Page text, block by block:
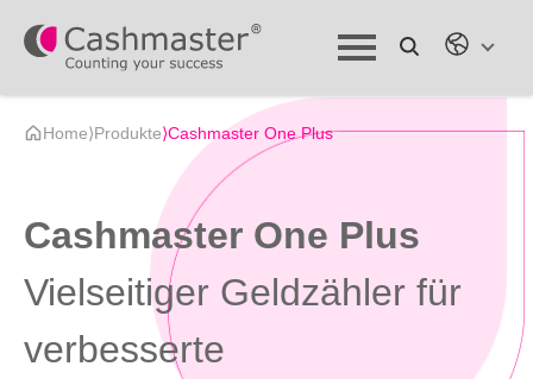
Home⟩Produkte⟩Cashmaster One Plus
Cashmaster One Plus
Vielseitiger Geldzähler für
verbesserte